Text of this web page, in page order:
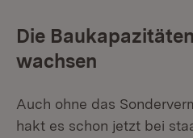
Die
wachsen
Auch ohne das
hakt es schon jetzt bei